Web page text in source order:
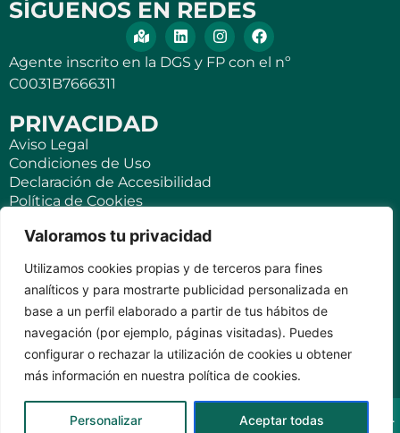
Valoramos tu privacidad
Utilizamos cookies propias y de terceros para fines
analíticos y para mostrarte publicidad personalizada en
base a un perfil elaborado a partir de tus hábitos de
navegación (por ejemplo, páginas visitadas). Puedes
configurar o rechazar la utilización de cookies u obtener
más información en nuestra política de cookies.
Personalizar Aceptar todas
SÍGUENOS EN REDES
Agente inscrito en la DGS y FP con el nº
C0031B7666311
PRIVACIDAD
Aviso Legal
Condiciones de Uso
Declaración de Accesibilidad
Política de Cookies
SEGUROS
Para ti
Negocios y PYMES
Seguro de viaje
Seguro para Viviendas Vacacionales
Seguro para teléfonos móviles
KVILAR AGENTE CASER SANTA CRUZ DE TENERIFE Av.